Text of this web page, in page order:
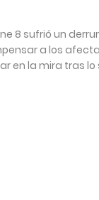
8 sufrió un
a los
en la mira tras lo